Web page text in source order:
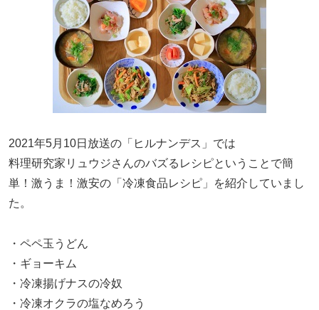
2021年5月10日放送の「ヒルナンデス」では
料理研究家リュウジさんのバズるレシピということで簡
単！激うま！激安の「冷凍食品レシピ」を紹介していまし
た。
・ペペ玉うどん
・ギョーキム
・冷凍揚げナスの冷奴
・冷凍オクラの塩なめろう